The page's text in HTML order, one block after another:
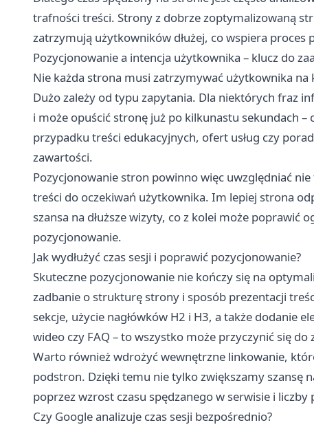
trafności treści. Strony z dobrze zoptymalizowaną
zatrzymują użytkowników dłużej, co wspiera proces
Pozycjonowanie a intencja użytkownika – klucz do
Nie każda strona musi zatrzymywać użytkownika
Dużo zależy od typu zapytania. Dla niektórych fraz
i może opuścić stronę już po kilkunastu sekundach –
przypadku treści edukacyjnych, ofert usług czy
zawartości.
Pozycjonowanie stron powinno więc uwzględniać
treści do oczekiwań użytkownika. Im lepiej strona
szansa na dłuższe wizyty, co z kolei może poprawić
pozycjonowanie.
Jak wydłużyć czas sesji i poprawić pozycjonowanie?
Skuteczne pozycjonowanie nie kończy się na
zadbanie o strukturę strony i sposób prezentacji
sekcje, użycie nagłówków H2 i H3, a także dodanie
wideo czy FAQ – to wszystko może przyczynić się do
Warto również wdrożyć wewnętrzne linkowanie,
podstron. Dzięki temu nie tylko zwiększamy szansę
poprzez wzrost czasu spędzanego w serwisie i
Czy Google analizuje czas sesji bezpośrednio?